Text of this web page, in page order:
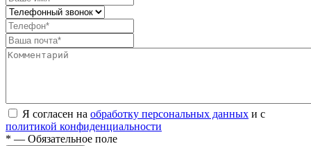
Я согласен на обработку персональных данных и с
политикой конфиденциальности
* — Обязательное поле